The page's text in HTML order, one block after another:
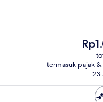
Harga
termasuk pajak
23